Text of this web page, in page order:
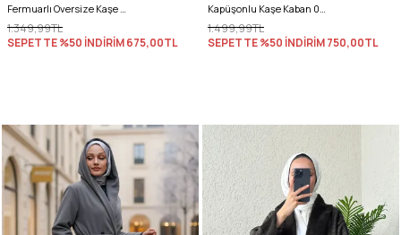
Fermuarlı Oversize Kaşe Kaban 0037 - LACİVERT
1.349,99TL
SEPETTE %50 İNDİRİM675,00TL
Kapüşonlu Kaşe Kaban 0027 - TAŞ RENGİ
1.499,99TL
SEPETTE %50 İNDİRİM750,00TL